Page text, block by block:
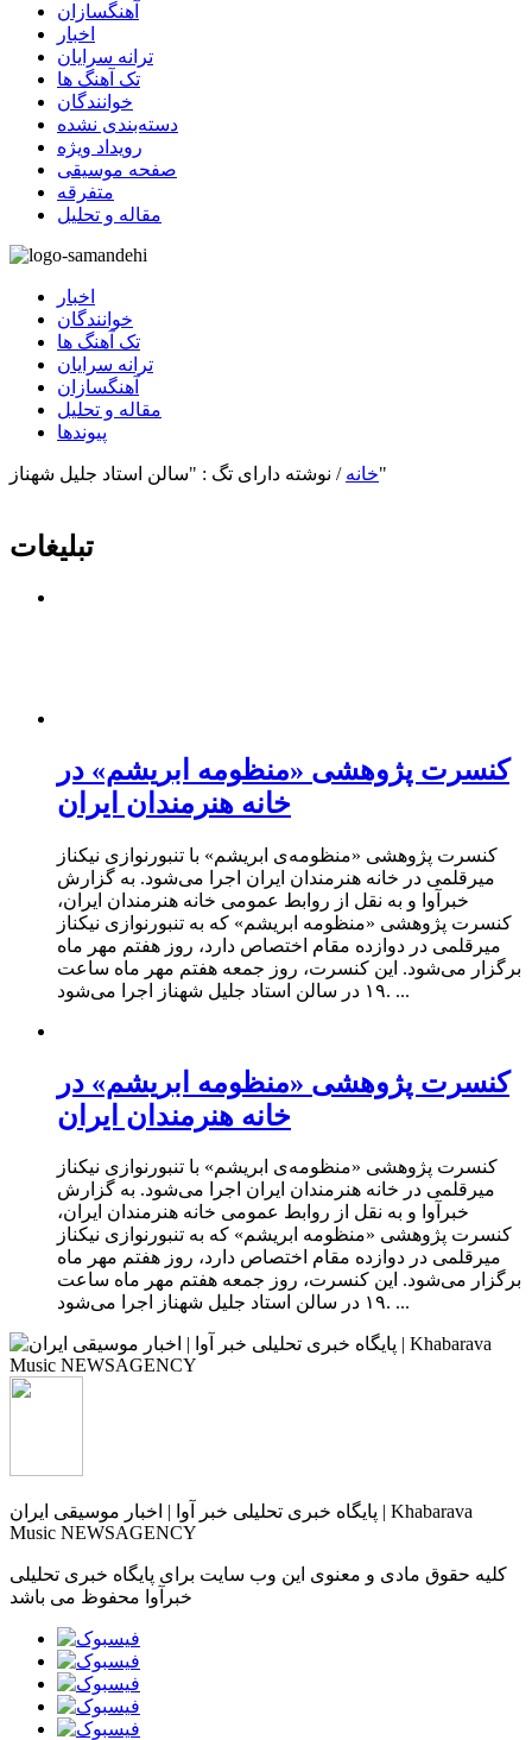
آهنگسازان
اخبار
ترانه سرایان
تک آهنگ ها
خوانندگان
دسته‌بندی نشده
رویداد ویژه
صفحه موسیقی
متفرقه
مقاله و تحلیل
اخبار
خوانندگان
تک آهنگ ها
ترانه سرایان
آهنگسازان
مقاله و تحلیل
پیوندها
خانه / نوشته دارای تگ : "سالن استاد جلیل شهناز"
تبلیغات
کنسرت پژوهشی «منظومه‌ ابریشم» در
خانه هنرمندان ایران
کنسرت پژوهشی «منظومه‌ی ابریشم» با تنبورنوازی نیکناز
میرقلمی در خانه هنرمندان ایران اجرا می‌شود. به گزارش
خبرآوا و به نقل از روابط عمومی خانه هنرمندان ایران،
کنسرت پژوهشی «منظومه‌ ابریشم» که به تنبورنوازی نیکناز
میرقلمی در دوازده مقام اختصاص دارد، روز هفتم مهر ماه
برگزار می‌شود. این کنسرت، روز جمعه هفتم مهر ماه ساعت
۱۹ در سالن استاد جلیل شهناز اجرا می‌شود. ...
کنسرت پژوهشی «منظومه‌ ابریشم» در
خانه هنرمندان ایران
کنسرت پژوهشی «منظومه‌ی ابریشم» با تنبورنوازی نیکناز
میرقلمی در خانه هنرمندان ایران اجرا می‌شود. به گزارش
خبرآوا و به نقل از روابط عمومی خانه هنرمندان ایران،
کنسرت پژوهشی «منظومه‌ ابریشم» که به تنبورنوازی نیکناز
میرقلمی در دوازده مقام اختصاص دارد، روز هفتم مهر ماه
برگزار می‌شود. این کنسرت، روز جمعه هفتم مهر ماه ساعت
۱۹ در سالن استاد جلیل شهناز اجرا می‌شود. ...
پایگاه خبری تحلیلی خبر آوا | اخبار موسیقی ایران | Khabarava
Music NEWSAGENCY
کلیه حقوق مادی و معنوی این وب سایت برای پایگاه خبری تحلیلی
خبرآوا محفوظ می باشد